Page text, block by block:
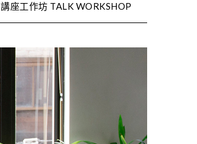
講座工作坊 TALK WORKSHOP